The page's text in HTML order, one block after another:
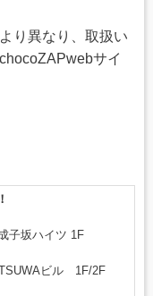
り異なり、取扱い
サイ
子坂ハイツ 1F
ビル 1F/2F